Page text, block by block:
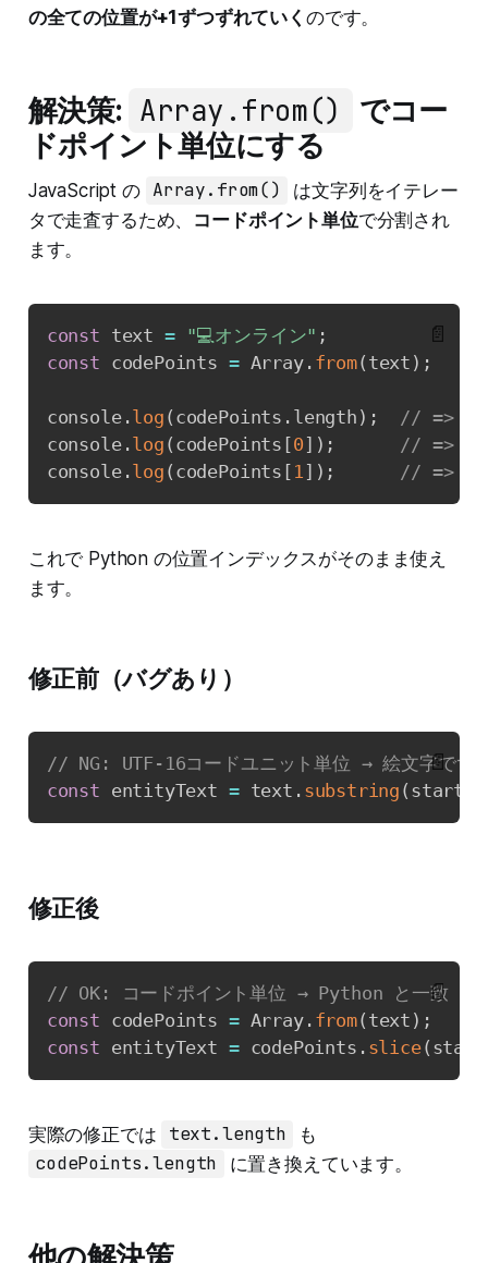
の全ての位置が+1ずつずれていく のです。
解決策: Array.from()
でコー
ドポイント単位にする
JavaScript の Array.from()
は文字列をイテレー
タで走査するため、 コードポイント単位で分割され
ます。
const text = "💻オンライン" ;
const codePoints = Array. from( text ) ;
console.log ( codePoints . length ) ;
// => 6
console.log ( codePoints [0 ] ) ;
// =>
console.log ( codePoints [ 1 ] ) ; // => "
📄
これで Python の位置インデックスがそのまま使え
ます。
修正前（バグあり）
// NG: UTF-16コードユニット単位 → 絵文字でず
const entityText = text . substring ( start
📄
修正後
// OK: コードポイント単位 → Python と一致
const codePoints = Array. from( text ) ;
const entityText = codePoints . slice( start
📄
実際の修正では text.length も
codePoints.length に置き換えています。